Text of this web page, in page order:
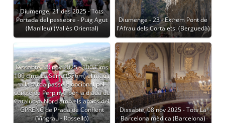
Diumenge, 21 des 2025 - Tots
Portada del pessebre - Puig Agut
(Manlleu) (Vallès Oriental)
Diumenge - 23 - Extrem Pont de
l'Afrau dels Cortalets. (Berguedà)
Dissabte, 08 nov 2025 - 100 Cims
100 cims La Serra (576m) al matí i
a la tarda passeig opcional pel
centre de Perpinyà per la diada de
Catalunya Nord amb els amics del
GPRENC de Prada de Conflent
(Vingrau - Rosselló)
Dissabte, 08 nov 2025 - Tots La
Barcelona mèdica (Barcelona)